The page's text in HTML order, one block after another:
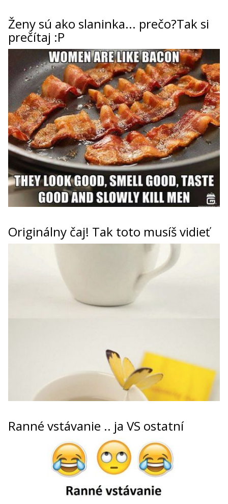
ženy sú ako slaninka... prečo?Tak si
prečítaj :P
Originálny čaj! Tak toto musíš vidieť
Ranné vstávanie .. ja VS ostatní